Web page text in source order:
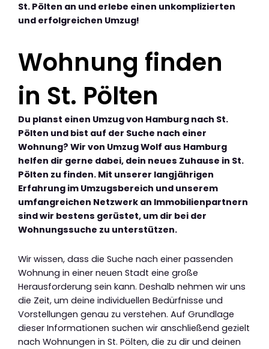
St. Pölten an und erlebe einen unkomplizierten
und erfolgreichen Umzug!
Wohnung finden
in St. Pölten
Du planst einen Umzug von Hamburg nach St.
Pölten und bist auf der Suche nach einer
Wohnung? Wir von Umzug Wolf aus Hamburg
helfen dir gerne dabei, dein neues Zuhause in St.
Pölten zu finden. Mit unserer langjährigen
Erfahrung im Umzugsbereich und unserem
umfangreichen Netzwerk an Immobilienpartnern
sind wir bestens gerüstet, um dir bei der
Wohnungssuche zu unterstützen.
Wir wissen, dass die Suche nach einer passenden
Wohnung in einer neuen Stadt eine große
Herausforderung sein kann. Deshalb nehmen wir uns
die Zeit, um deine individuellen Bedürfnisse und
Vorstellungen genau zu verstehen. Auf Grundlage
dieser Informationen suchen wir anschließend gezielt
nach Wohnungen in St. Pölten, die zu dir und deinen